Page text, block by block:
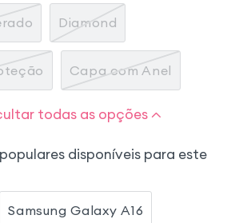
Diamond
Capa com Anel
todas as opções
disponíveis para este
Samsung Galaxy A16